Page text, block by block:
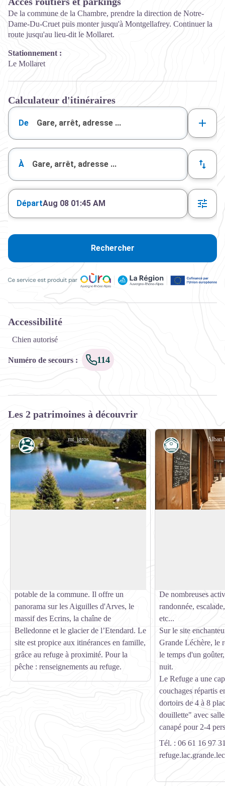
De la commune de la Chambre, prendre la direction de Notre-
Dame-Du-Cruet puis monter jusqu'à Montgellafrey. Continuer la
route jusqu'au lieu-dit le Mollaret.
Stationnement :
Le Mollaret
Calculateur d'itinéraires
De
À
DépartAug 08 01:45 AM
Rechercher
Accessibilité
Chien autorisé
Numéro de secours : 114
Les 2 patrimoines à découvrir
mt_jgros
Eau
potable de la commune. Il offre un
panorama sur les Aiguilles d'Arves, le
massif des Ecrins, la chaîne de
Belledonne et le glacier de l’Etendard. Le
site est propice aux itinérances en famille,
grâce au refuge à proximité. Pour la
pêche : renseignements au refuge.
Alban
Refuge
De nombreuses
randonnée,
etc...
Sur le site
Grande Léchère, le
le temps d'un
nuit.
Le Refuge a une
couchages répartis
dortoirs de 4 à 8
douillette" avec
canapé pour 2-4
Tél. : 06 61 16 97